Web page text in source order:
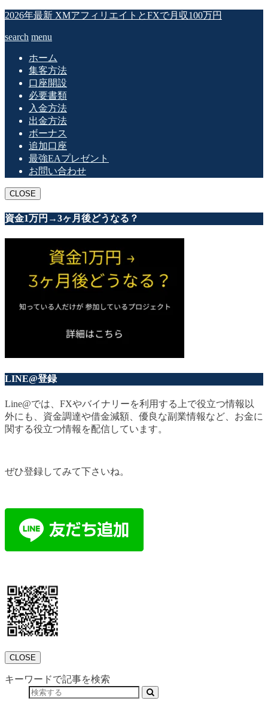
2026年最新 XMアフィリエイトとFXで月収100万円
search menu
ホーム
集客方法
口座開設
必要書類
入金方法
出金方法
ボーナス
追加口座
最強EAプレゼント
お問い合わせ
CLOSE
資金1万円→3ヶ月後どうなる？
LINE@登録
Line@では、FXやバイナリーを利用する上で役立つ情報以
外にも、資金調達や借金減額、優良な副業情報など、お金に
関する役立つ情報を配信しています。
ぜひ登録してみて下さいね。
CLOSE
キーワードで記事を検索